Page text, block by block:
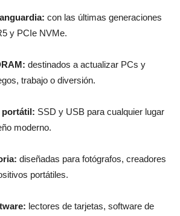
con las últimas generaciones
y PCIe NVMe.
destinados a actualizar PCs y
trabajo o diversión.
portátil: SSD y USB para cualquier lugar
moderno.
diseñadas para fotógrafos, creadores
portátiles.
lectores de tarjetas, software de